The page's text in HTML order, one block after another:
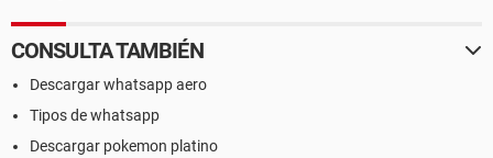
CONSULTA TAMBIÉN
Descargar whatsapp aero
Tipos de whatsapp
Descargar pokemon platino